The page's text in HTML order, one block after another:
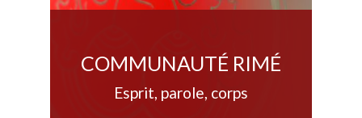
COMMUNAUTÉ RIMÉ
Esprit, parole, corps